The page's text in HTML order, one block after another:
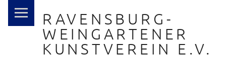
RAVENSBURG-
WEINGARTENER
KUNSTVEREIN E.V.